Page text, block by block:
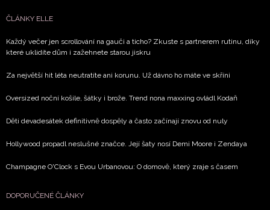
ČLÁNKY ELLE
Každý večer jen scrollování na gauči a ticho? Zkuste s partnerem rutinu, díky
které uklidíte dům i zažehnete starou jiskru
Za největší hit léta neutratíte ani korunu. Už dávno ho máte ve skříni
Oversized noční košile, šátky i brože. Trend nona maxxing ovládl Kodaň
Děti devadesátek definitivně dospěly a často začínají znovu od nuly
Hollywood propadl neslušné značce. Její šaty nosí Demi Moore i Zendaya
Champagne O'Clock s Evou Urbanovou: O domově, který zraje s časem
DOPORUČENÉ ČLÁNKY